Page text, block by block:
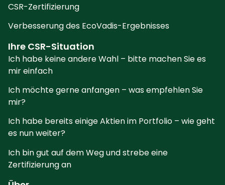
CSR-Zertifizierung
Verbesserung des EcoVadis-Ergebnisses
Ihre CSR-Situation
Ich habe keine andere Wahl – bitte machen Sie es
mir einfach
Ich möchte gerne anfangen – was empfehlen Sie
mir?
Ich habe bereits einige Aktien im Portfolio – wie geht
es nun weiter?
Ich bin gut auf dem Weg und strebe eine
Zertifizierung an